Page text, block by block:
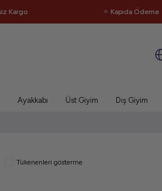
✧ Kapıda Ödeme
Ayakkabı Üst Giyim Dış Giyim
Tükenenleri gösterme